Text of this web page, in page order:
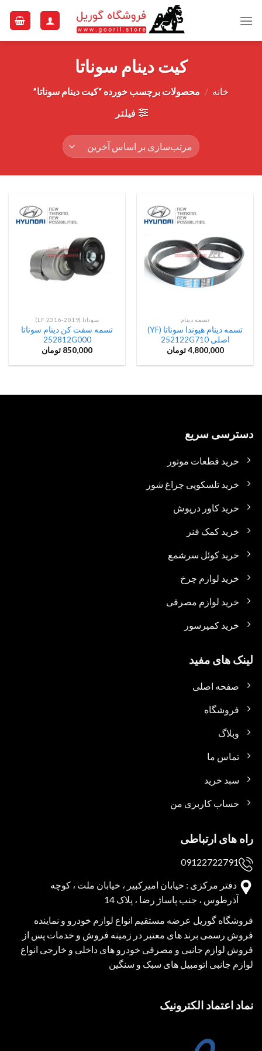
کیت دینام سوناتا
خانه / محصولات برچسب خورده “کیت دینام سوناتا”
فیلتر
تسمه دینام
تسمه دینام هیوندا سوناتا (YF)
اصلی 252122G710
4,800,000 تومان
سوناتا (LF 2016-2019)
تسمه سفت کن دینام سوناتا
252812G000
850,000 تومان
دسترسی سریع
خرید قطعات موتور
خرید تلسکوپی چراغ شور
خرید کاور درپوش
خرید کمک فنر
خرید کوئل سرشمع
خرید لوازم چرخ
خرید لوازم مصرفی
خرید کمپرسور
لینک های مفید
صفحه اصلی
فروشگاه
وبلاگ
تماس ما
سبد خرید
حساب کاربری من
راه های ارتباطی
09122722791
دفتر مرکزی : خیابان امیرکبیر ، خیابان ملت ، کوچه
آذرطوس ، جنب پاساژ رضا ، پلاک 14
فروشگاه گوریل عرضه مستقیم انواع لوازم خودرو و نماینده
فروش رسمی برند های معتبر در زمینه فروش و خدمات پس از
فروش لوازم جانبی و مصرفی خودرو های داخلی و خارجی انواع
لوازم جانبی اتومبیل های سبک و سنگین
نماد اعتماد الکترونیک